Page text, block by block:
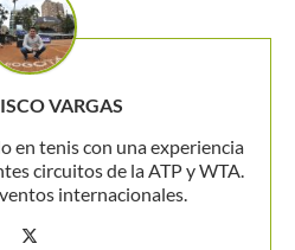
VARGAS
en tenis con una experiencia
circuitos de la ATP y WTA.
internacionales.